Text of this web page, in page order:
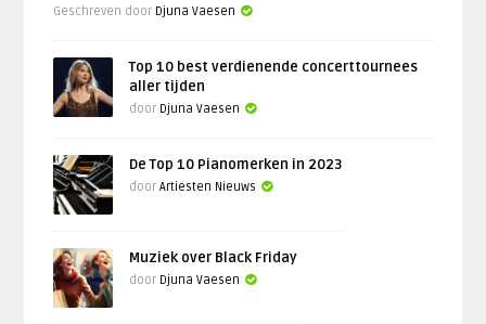
Geschreven door Djuna Vaesen
Top 10 best verdienende concerttournees
aller tijden
door Djuna Vaesen
De Top 10 Pianomerken in 2023
doorArtiesten Nieuws
Muziek over Black Friday
door Djuna Vaesen